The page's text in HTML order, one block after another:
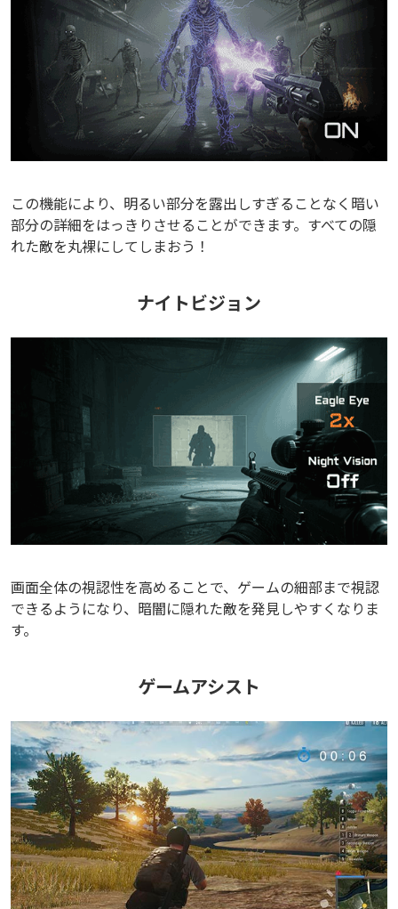
この機能により、明るい部分を露出しすぎることなく暗い
部分の詳細をはっきりさせることができます。すべての隠
れた敵を丸裸にしてしまおう！
ナイトビジョン
画面全体の視認性を高めることで、ゲームの細部まで視認
できるようになり、暗闇に隠れた敵を発見しやすくなりま
す。
ゲームアシスト